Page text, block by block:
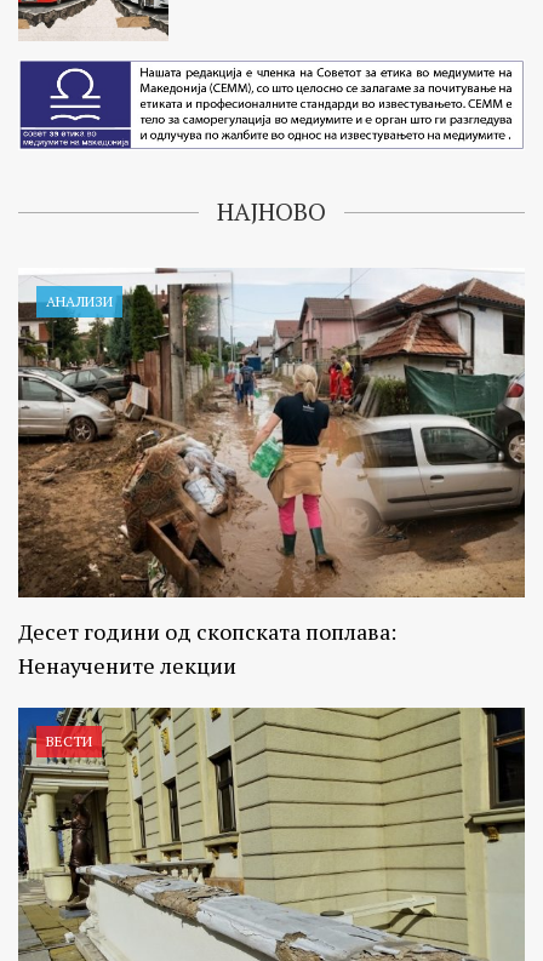
НАЈНОВО
АНАЛИЗИ
Десет години од скопската поплава:
Ненаучените лекции
ВЕСТИ